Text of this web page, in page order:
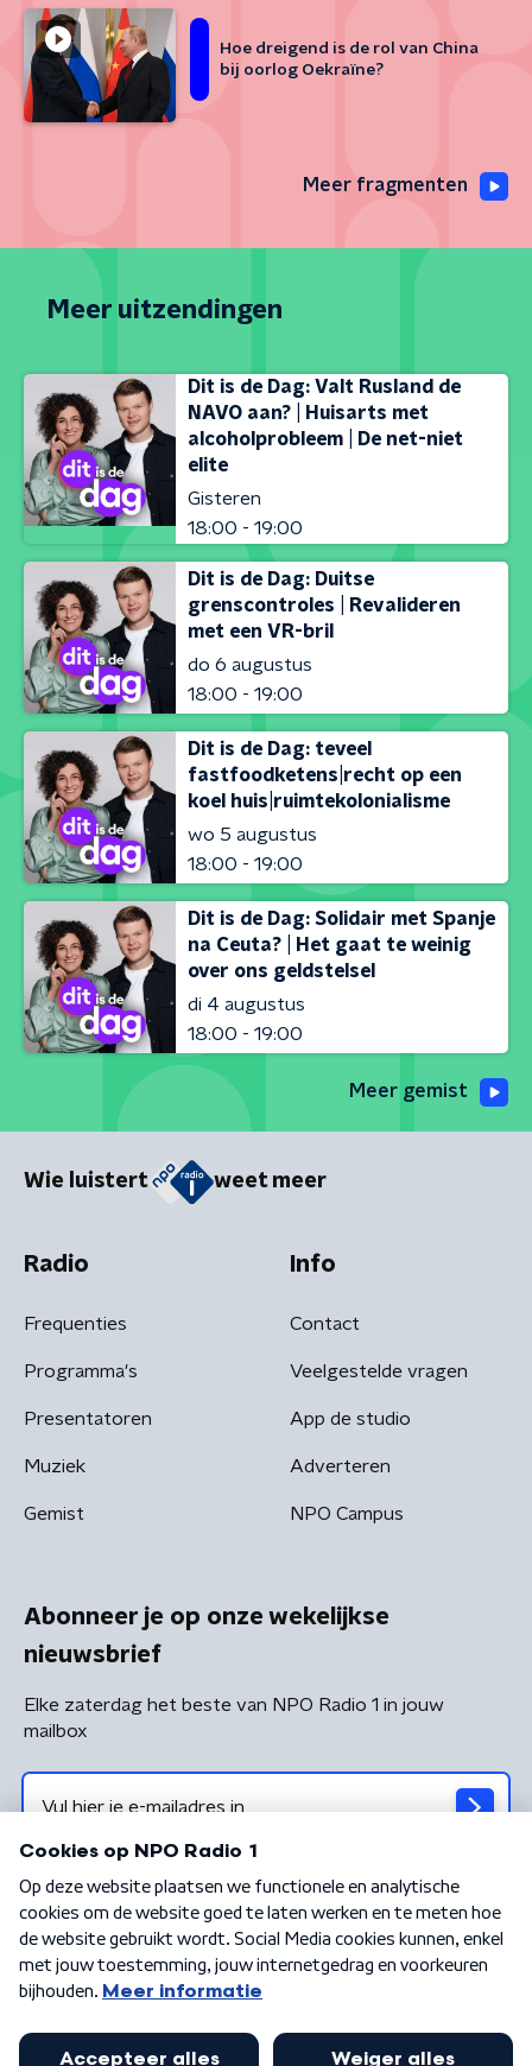
Hoe dreigend is de rol van China
bij oorlog Oekraïne?
Meer fragmenten
Meer uitzendingen
Dit is de Dag: Valt Rusland de
NAVO aan? | Huisarts met
alcoholprobleem | De net-niet
elite
Gisteren
18:00 - 19:00
Dit is de Dag: Duitse
grenscontroles | Revalideren
met een VR-bril
do 6 augustus
18:00 - 19:00
Dit is de Dag: teveel
fastfoodketens|recht op een
koel huis|ruimtekolonialisme
wo 5 augustus
18:00 - 19:00
Dit is de Dag: Solidair met Spanje
na Ceuta? | Het gaat te weinig
over ons geldstelsel
di 4 augustus
18:00 - 19:00
Meer gemist
Wie luistert weet meer
Radio
Frequenties
Programma's
Presentatoren
Muziek
Gemist
Info
Contact
Veelgestelde vragen
App de studio
Adverteren
NPO Campus
Abonneer je op onze wekelijkse
nieuwsbrief
Elke zaterdag het beste van NPO Radio 1 in jouw
mailbox
Algemene voorwaarden